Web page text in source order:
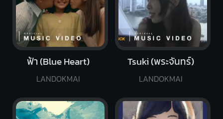
Tsuki (พระจันทร์)
LANDOKMAI
ฟ้า (Blue Heart)
LANDOKMAI